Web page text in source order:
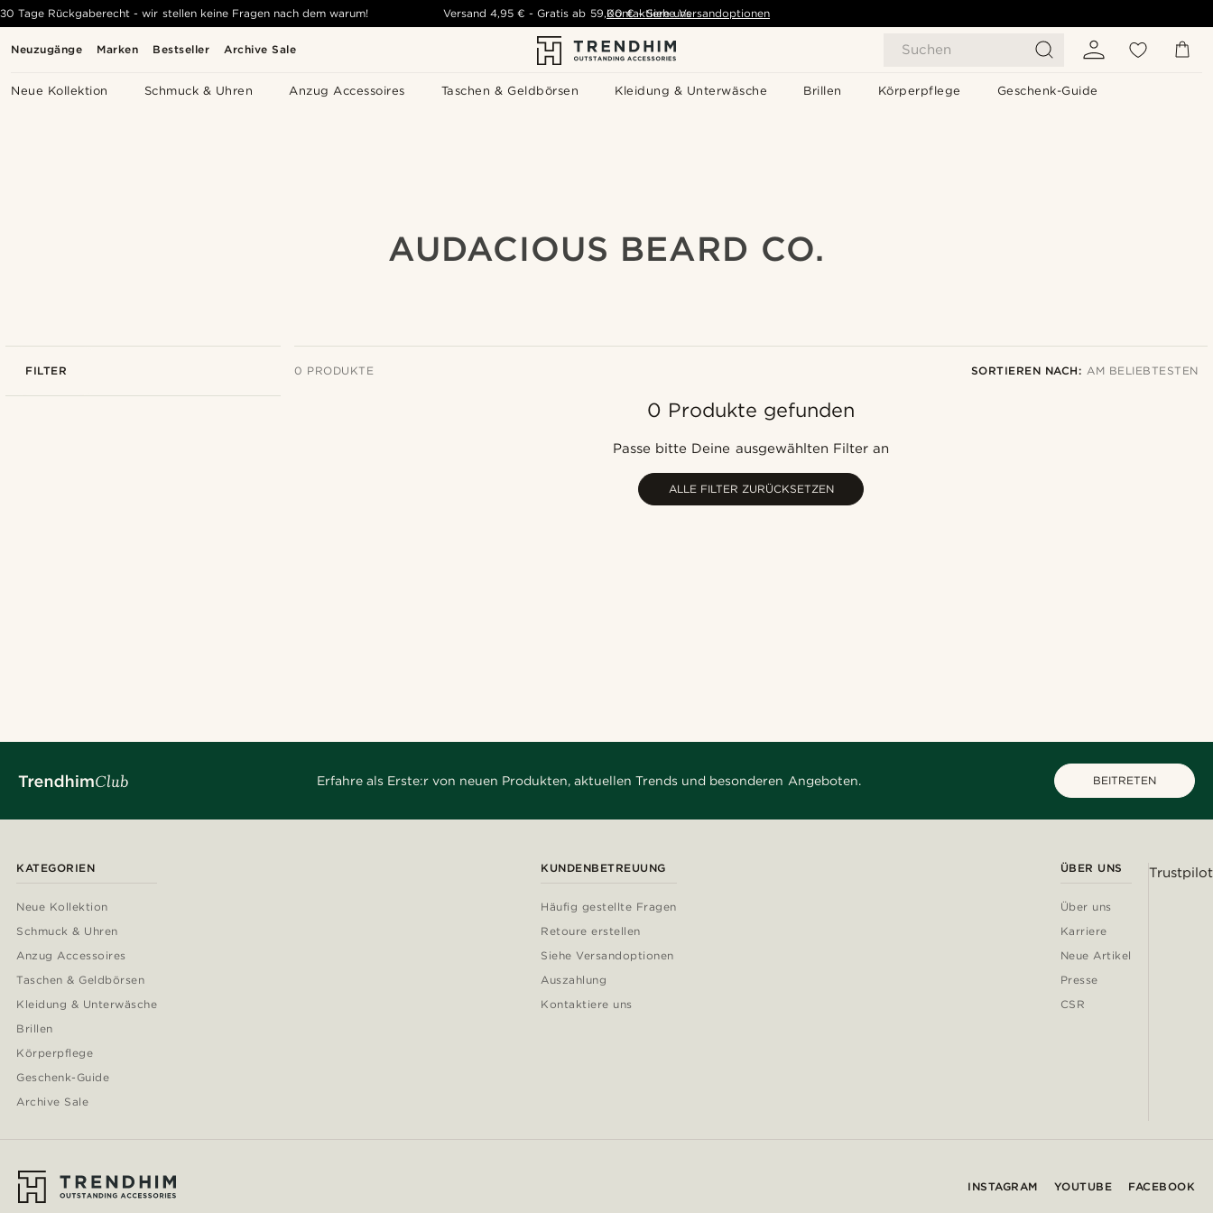
Neuzugänge Marken Bestseller Archive Sale Suchen
Neue Kollektion Schmuck & Uhren Anzug Accessoires Taschen & Geldbörsen Kleidung & Unterwäsche Brillen Körperpflege Geschenk-Guide
30 Tage Rückgaberecht - wir stellen keine Fragen nach dem warum! Versand 4,95 € -Gratis ab 59,00 € - Siehe Versandoptionen
Kontaktiere uns
AUDACIOUS BEARD CO.
FILTER 0 PRODUKTE SORTIEREN NACH: AM BELIEBTESTEN
0 Produkte gefunden
Passe bitte Deine ausgewählten Filter an
ALLE FILTER ZURÜCKSETZEN
Erfahre als Erste:r von neuen Produkten, aktuellen Trends und besonderen Angeboten. BEITRETEN
KATEGORIEN
Neue Kollektion
Schmuck & Uhren
Anzug Accessoires
Taschen & Geldbörsen
Kleidung & Unterwäsche
Brillen
Körperpflege
Geschenk-Guide
Archive Sale
KUNDENBETREUUNG
Häufig gestellte Fragen
Retoure erstellen
Siehe Versandoptionen
Auszahlung
Kontaktiere uns
ÜBER UNS
Über uns
Karriere
Neue Artikel
Presse
CSR
Trustpilot
INSTAGRAM YOUTUBE FACEBOOK